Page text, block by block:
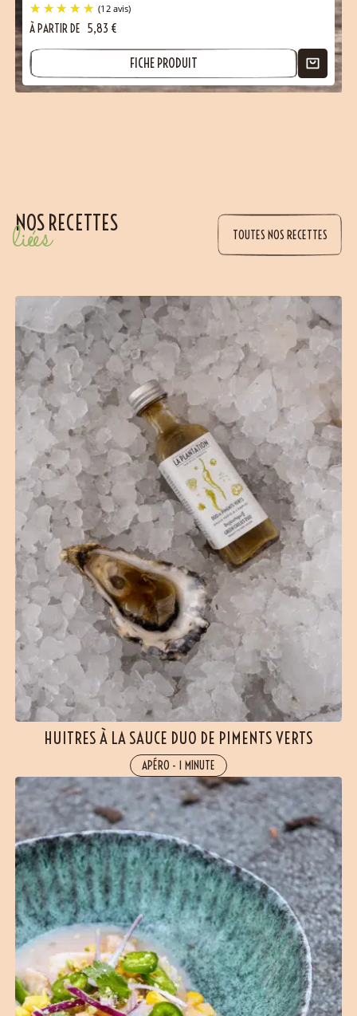
(3 avis)
(12 avis)
À PARTIR DE 5,83 €
FICHE PRODUIT
NOS RECETTES
liées TOUTES NOS RECETTES
HUITRES À LA SAUCE DUO DE PIMENTS VERTS
APÉRO - 1 MINUTE